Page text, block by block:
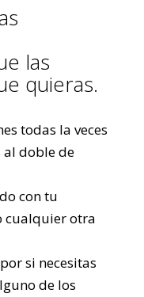
las
quieras.
todas la veces
doble de
con tu
cualquier otra
si necesitas
de los